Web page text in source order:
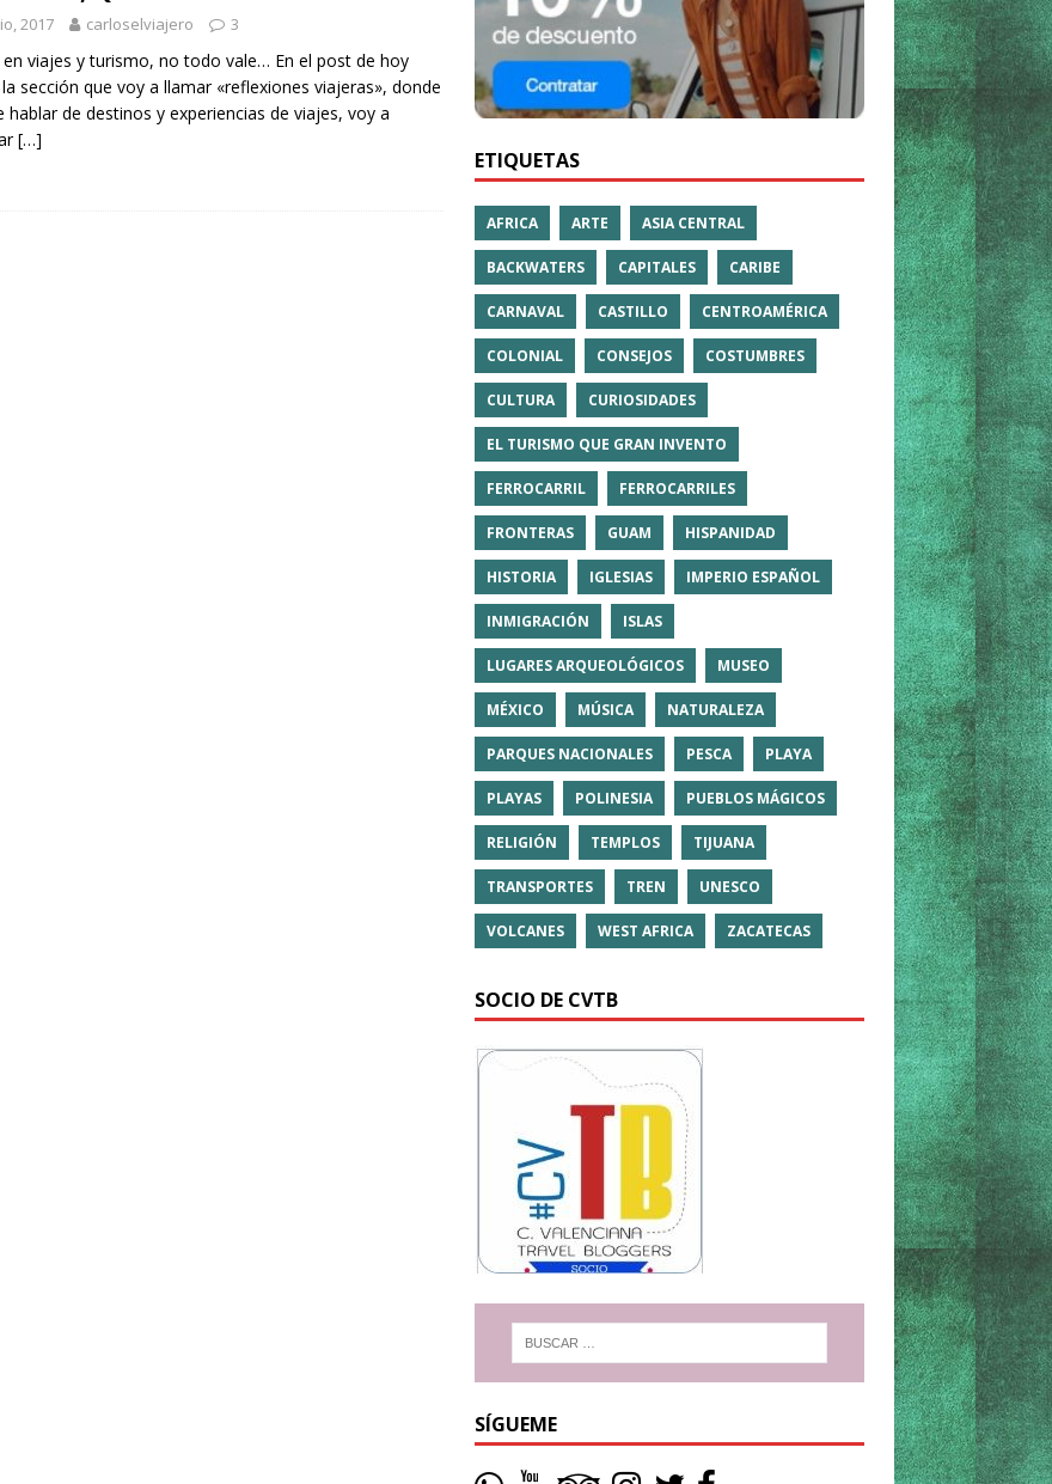
2017 carloselviajero 3
en viajes y turismo, no todo vale… En el post de hoy
sección que voy a llamar «reflexiones viajeras», donde
hablar de destinos y experiencias de viajes, voy a
[…]
ETIQUETAS
AFRICA ARTE ASIA CENTRAL
BACKWATERS CAPITALES CARIBE
CARNAVAL CASTILLO CENTROAMÉRICA
COLONIAL CONSEJOS COSTUMBRES
CULTURA CURIOSIDADES
EL TURISMO QUE GRAN INVENTO
FERROCARRIL FERROCARRILES
FRONTERAS GUAM HISPANIDAD
HISTORIA IGLESIAS IMPERIO ESPAÑOL
INMIGRACIÓN ISLAS
LUGARES ARQUEOLÓGICOS MUSEO
MÉXICO MÚSICA NATURALEZA
PARQUES NACIONALES PESCA PLAYA
PLAYAS POLINESIA PUEBLOS MÁGICOS
RELIGIÓN TEMPLOS TIJUANA
TRANSPORTES TREN UNESCO
VOLCANES WEST AFRICA ZACATECAS
SOCIO DE CVTB
SÍGUEME